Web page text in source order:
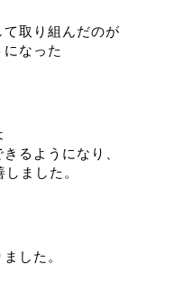
取り組んだのが
なった
るようになり、
ました。
した。